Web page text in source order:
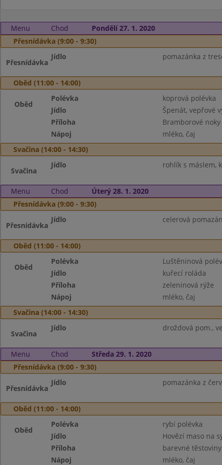
Menu Chod
Pondělí 27. 1. 2020
Přesnídávka (9:00 - 9:30)
Přesnídávka
Jídlo pomazánka z
Oběd (11:00 - 14:00)
Oběd
Polévka
koprová polévka
Jídlo
Špenát, vepřové
Příloha
Bramborové noky
Nápoj
mléko, čaj
Svačina (14:00 - 14:30)
Svačina
Jídlo rohlík s máslem,
Menu Chod
Úterý 28. 1. 2020
Přesnídávka (9:00 - 9:30)
Přesnídávka
Jídlo celerová
Oběd (11:00 - 14:00)
Oběd
Polévka
Luštěninová
Jídlo
kuřecí roláda
Příloha
zeleninová rýže
Nápoj
mléko, čaj
Svačina (14:00 - 14:30)
Svačina
Jídlo droždová pom.,
Menu Chod
Středa 29. 1. 2020
Přesnídávka (9:00 - 9:30)
Přesnídávka
Jídlo pomazánka z
Oběd (11:00 - 14:00)
Oběd
Polévka
rybí polévka
Jídlo
Hovězí maso na
Příloha
barevné těstoviny
Nápoj
mléko, čaj